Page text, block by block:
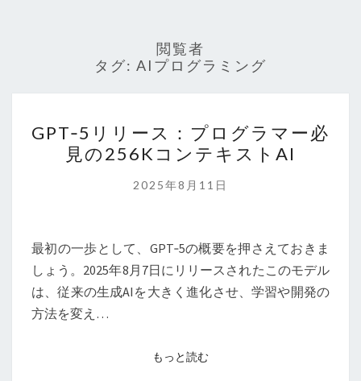
閲覧者
タグ: AIプログラミング
リ
リ
ー
ロ
グ
ラ
必
GPT‑5リリース：プログラマー必
見の256KコンテキストAI
2025年8月11日
最初の一歩として、GPT‑5の概要を押さえておきま
しょう。2025年8月7日にリリースされたこのモデル
は、従来の生成AIを大きく進化させ、学習や開発の
方法を変え…
もっと読むもっと読む